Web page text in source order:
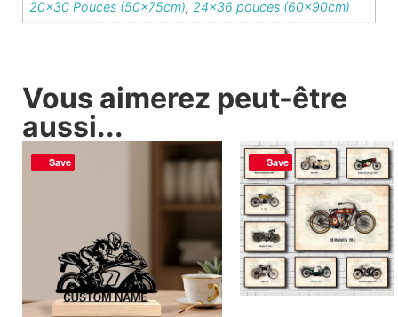
20×30 Pouces (50x75cm), 24×36 pouces (60x90cm)
Vous aimerez peut-être
aussi...
Save Save